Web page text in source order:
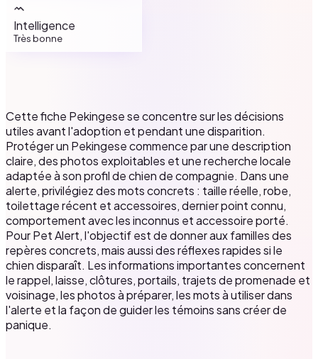
Intelligence
Très bonne
Cette fiche Pekingese se concentre sur les décisions
utiles avant l'adoption et pendant une disparition.
Protéger un Pekingese commence par une description
claire, des photos exploitables et une recherche locale
adaptée à son profil de chien de compagnie. Dans une
alerte, privilégiez des mots concrets : taille réelle, robe,
toilettage récent et accessoires, dernier point connu,
comportement avec les inconnus et accessoire porté.
Pour Pet Alert, l'objectif est de donner aux familles des
repères concrets, mais aussi des réflexes rapides si le
chien disparaît. Les informations importantes concernent
le rappel, laisse, clôtures, portails, trajets de promenade et
voisinage, les photos à préparer, les mots à utiliser dans
l'alerte et la façon de guider les témoins sans créer de
panique.